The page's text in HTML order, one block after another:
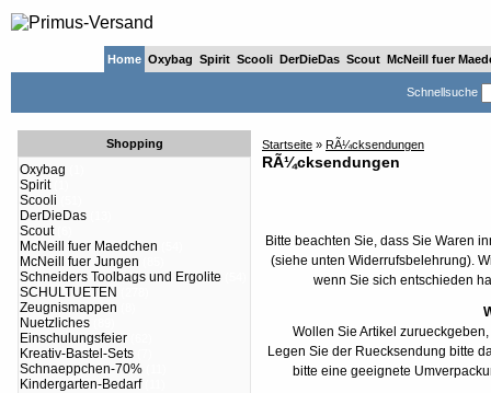
Home Oxybag Spirit Scooli DerDieDas Scout McNeill fuer
Schnellsuche
Shopping
Oxybag
Spirit(1)
Scooli
DerDieDas
Scout(6)
McNeill fuer Maedchen
McNeill fuer Jungen
Schneiders Toolbags und Ergolite
SCHULTUETEN
Zeugnismappen
Nuetzliches
Einschulungsfeier
Kreativ-Bastel-Sets
Schnaeppchen-70%
Kindergarten-Bedarf(11)
Startseite » RÃ¼cksendungen
RÃ¼cksendungen
Bitte beachten Sie, dass Sie Waren
(siehe unten Widerrufsbelehrung).
wenn Sie sich entschieden
Wollen Sie Artikel
Legen Sie der Ruecksendung bitte
bitte eine geeignete